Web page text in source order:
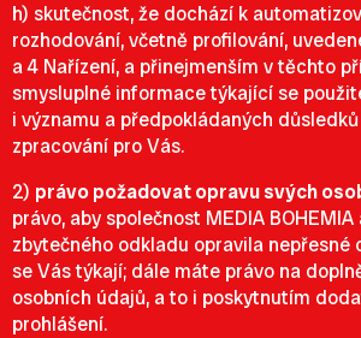
h) skutečnost, že dochází k
rozhodování, včetně profilování,
a 4 Nařízení, a přinejmenším v těchto
smysluplné informace týkající se
i významu a předpokládaných
zpracování pro Vás.
2) právo požadovat opravu svých
právo, aby společnost MEDIA BOHEMIA
zbytečného odkladu opravila nepřesné
se Vás týkají; dále máte právo na
osobních údajů, a to i poskytnutím
prohlášení.